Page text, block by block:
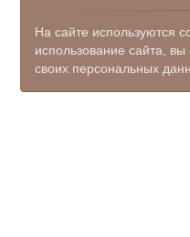
На сайте используются
использование сайта,
своих персональных